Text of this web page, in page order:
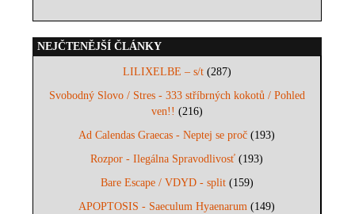
NEJČTENĚJŠÍ ČLÁNKY
LILIXELBE – s/t(287)
Svobodný Slovo / Stres - 333 stříbrných kokotů / Pohled
ven!! (216)
Ad Calendas Graecas - Neptej se proč (193)
Rozpor - Ilegálna Spravodlivosť (193)
Bare Escape / VDYD - split(159)
APOPTOSIS - Saeculum Hyaenarum (149)